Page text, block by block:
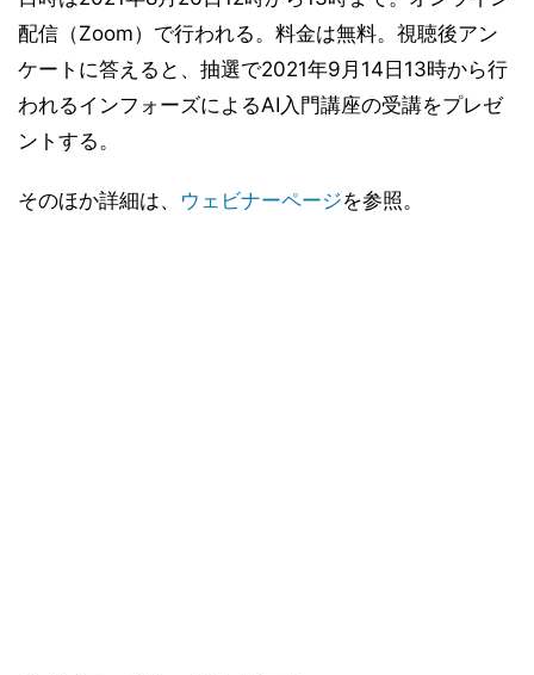
配信（Zoom）で行われる。料金は無料。視聴後アン
ケートに答えると、抽選で2021年9月14日13時から行
われるインフォーズによるAI入門講座の受講をプレゼ
ントする。
そのほか詳細は、 ウェビナーページを参照。